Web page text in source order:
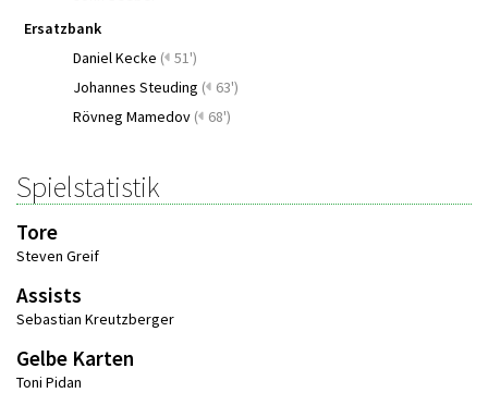
Ersatzbank
Daniel Kecke ( 51')
Johannes Steuding ( 63')
Rövneg Mamedov ( 68')
Spielstatistik
Tore
Steven Greif
Assists
Sebastian Kreutzberger
Gelbe Karten
Toni Pidan